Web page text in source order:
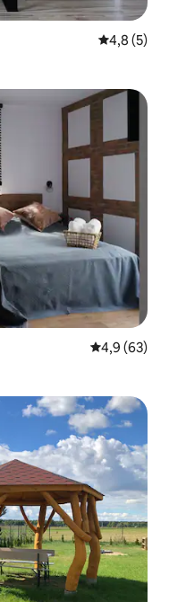
Évaluation
4,8 (5)
Évaluation
4,9 (63)